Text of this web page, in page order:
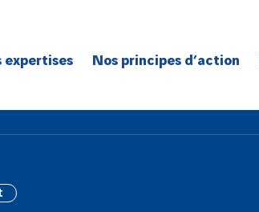
expertises
de spécialité
Nos principes d’action